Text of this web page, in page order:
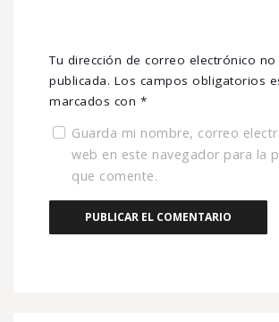
Tu dirección de correo electrónico no
publicada. Los campos obligatorios
marcados con *
Guarda mi nombre, correo
web en este navegador para la
que comente.